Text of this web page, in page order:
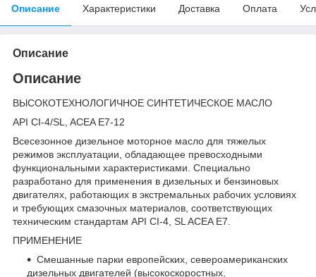
Описание Характеристики Доставка Оплата
Описание
Описание
ВЫСОКОТЕХНОЛОГИЧНОЕ СИНТЕТИЧЕСКОЕ МАСЛО
API CI-4/SL, ACEA E7-12
Всесезонное дизельное моторное масло для тяжелых
режимов эксплуатации, обладающее превосходными
функциональными характеристиками. Специально
разработано для применения в дизельных и бензиновых
двигателях, работающих в экстремальных рабочих условиях
и требующих смазочных материалов, соответствующих
техническим стандартам API CI-4, SL ACEA E7.
ПРИМЕНЕНИЕ
Смешанные парки европейских, североамериканских
дизельных двигателей (высокоскоростных,